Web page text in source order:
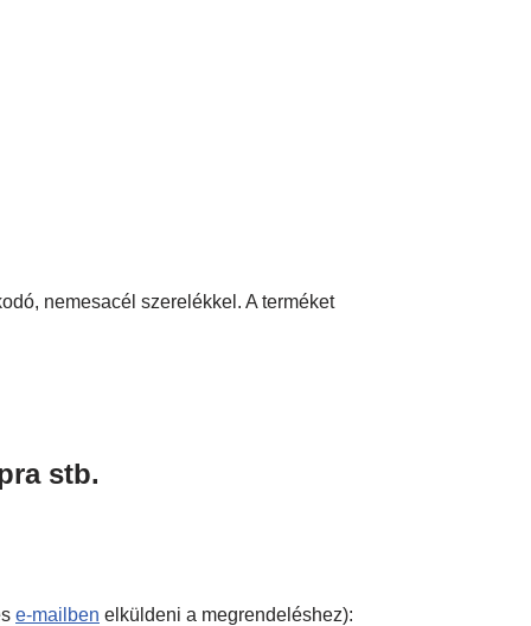
nemesacél szerelékkel. A terméket
stb.
e-mailben elküldeni a megrendeléshez):